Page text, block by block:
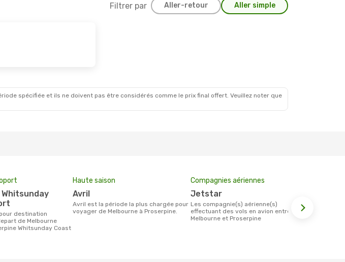
Filtrer par Aller-retour Aller simple
spécifiée et ils ne doivent pas être considérés comme le prix final offert. Veuillez noter que
de Melbourne
Whitsunday Coast
Haute saison
avril
avril est la période la plus chargée pour
voyager de Melbourne à Proserpine.
Compagnies aériennes
Jetstar
Les compagnie(s) aérienne(s)
effectuant des vols en avion entre
Melbourne et Proserpine